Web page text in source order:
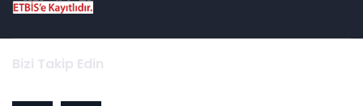
Bizi Takip Edin